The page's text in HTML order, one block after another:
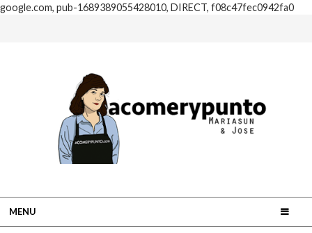
google.com, pub-1689389055428010, DIRECT, f08c47fec0942fa0
MENU